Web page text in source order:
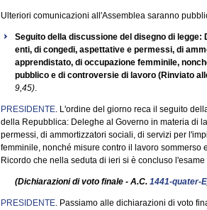
Ulteriori comunicazioni all'Assemblea saranno
Seguito della discussione del disegno di
enti, di congedi, aspettative e permessi, di
apprendistato, di occupazione femminile,
pubblico e di controversie di lavoro (Rinviato
9,45).
PRESIDENTE. L'ordine del giorno reca il seguito
della Repubblica: Deleghe al Governo in materia di
permessi, di ammortizzatori sociali, di servizi per
femminile, nonché misure contro il lavoro
Ricordo che nella seduta di ieri si è concluso
(Dichiarazioni di voto finale - A.C. 1441-quater-E
PRESIDENTE. Passiamo alle dichiarazioni di voto